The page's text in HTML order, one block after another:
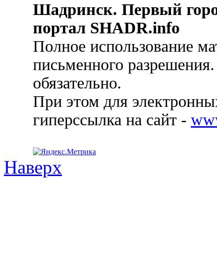
Шадринск. Первый
портал SHADR.info
Полное использование
письменного
обязательно.
При этом для
гиперссылка на сайт -
Наверх